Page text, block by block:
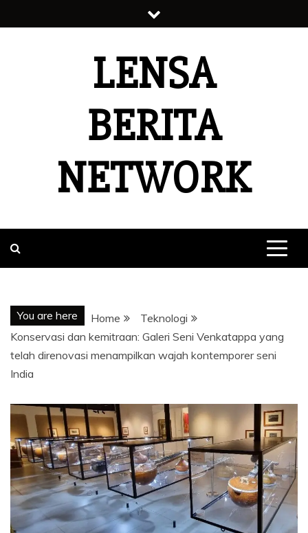
to
LENSA
BERITA
NETWORK
You are here Home
Teknologi
Konservasi dan kemitraan: Galeri Seni Venkatappa yang
telah direnovasi menampilkan wajah kontemporer seni
India